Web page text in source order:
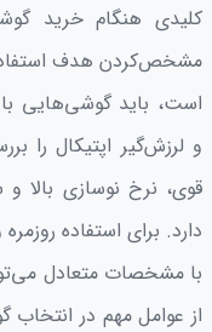
کلیدی هنگام خرید
مشخص‌کردن هدف
است، باید گوشی‌هایی
و لرزش‌گیر اپتیکال را
قوی، نرخ نوسازی بالا
دارد. برای استفاده
با مشخصات متعادل
از عوامل مهم در